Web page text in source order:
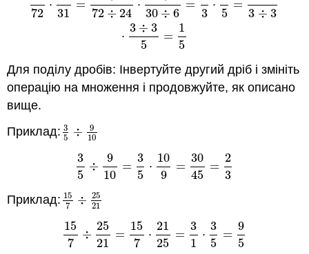
72
⋅
31
=
72 ÷ 24
⋅
30 ÷ 6
=
3
⋅
5
=
3 ÷ 3
⋅
3 ÷ 3
5
=
1
5
Для поділу дробів: Інвертуйте другий дріб і змініть
операцію на множення і продовжуйте, як описано
вище.
Приклад: 3
5 ÷
9
10
35÷910
3
5
÷
9
10
=
3
5
⋅
10
9
=
30
45
=
2
3
3 5÷910= 35 109=3045 =2 3
Приклад: 15
7
÷ 25
21
15 7÷ 25
15
7
÷
25
21
=
15
7
⋅
21
25
=
3
1
⋅
3
5
=
9
5
15 7÷ 2521= 157⋅ 2125= 31⋅ 35 =9 5